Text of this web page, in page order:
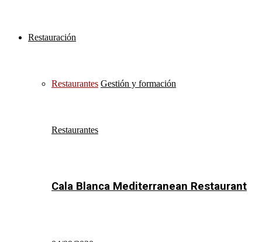
Restauración
Restaurantes Gestión y formación
Restaurantes
Cala Blanca Mediterranean Restaurant